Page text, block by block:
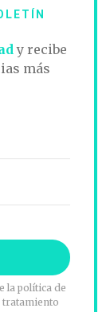
y recibe
más
la política de
tratamiento